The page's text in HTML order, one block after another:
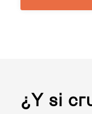
¿Y si